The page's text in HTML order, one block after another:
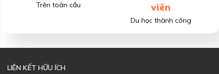
Trên toàn cầu
viên
Du học thành công
LIÊN KẾT HỮU ÍCH